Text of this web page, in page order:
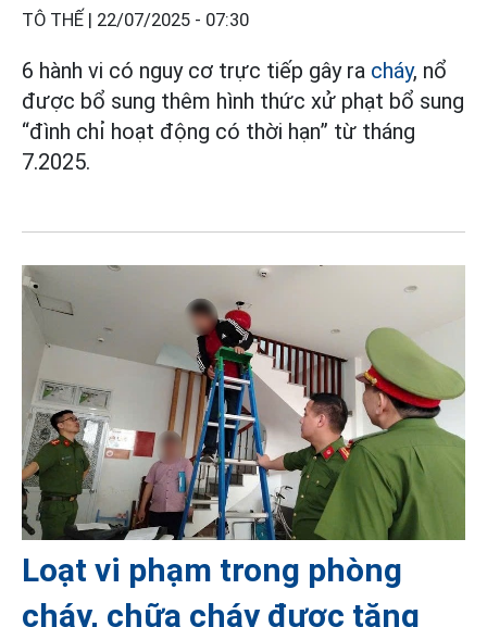
TÔ THẾ | 22/07/2025 - 07:30
6 hành vi có nguy cơ trực tiếp gây ra cháy, nổ
được bổ sung thêm hình thức xử phạt bổ sung
“đình chỉ hoạt động có thời hạn” từ tháng
7.2025.
Loạt vi phạm trong phòng
cháy, chữa cháy được tăng